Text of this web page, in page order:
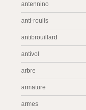
antennino
anti-roulis
antibrouillard
antivol
arbre
armature
armes